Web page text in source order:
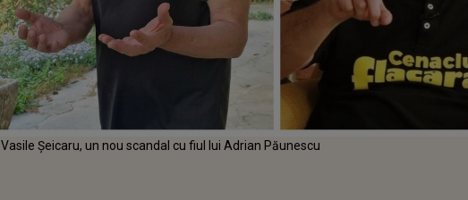
Vasile Șeicaru, un nou scandal cu fiul lui Adrian Păunescu